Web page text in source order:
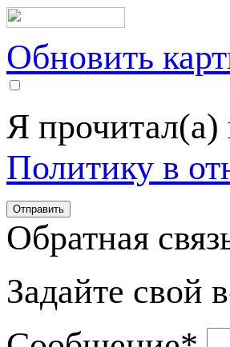
Обновить
Я
Политику в
Обратная
Задайте свой